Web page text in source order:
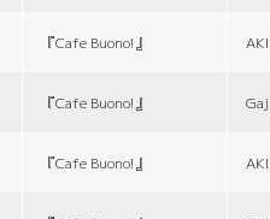
『Cafe Buono!』
『Cafe Buono!』
『Cafe Buono!』